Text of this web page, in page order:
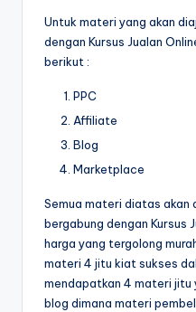
Untuk materi yang akan
dengan Kursus Jualan
berikut :
PPC
Affiliate
Blog
Marketplace
Semua materi diatas akan
bergabung dengan Kursus
harga yang tergolong
materi 4 jitu kiat sukses
mendapatkan 4 materi jitu
blog dimana materi